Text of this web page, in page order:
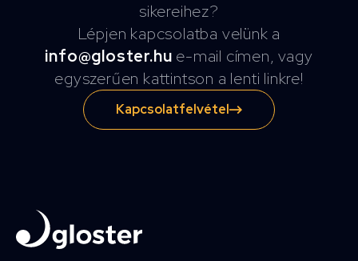
sikereihez?
Lépjen kapcsolatba velünk a
info@gloster.hu e-mail címen, vagy
egyszerűen kattintson a lenti linkre!
Kapcsolatfelvétel